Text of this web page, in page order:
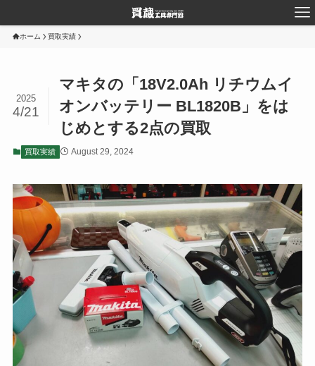
ホーム 買取実績
マキタの「18V2.0Ah リチウムイ
オンバッテリー BL1820B」をは
じめとする2点の買取
2025
4/21
買取実績 August 29, 2024